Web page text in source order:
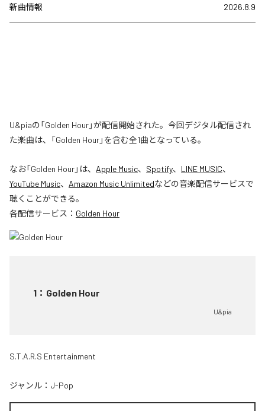
新曲情報 2026.8.9
U&piaの「Golden Hour」が配信開始された。今回デジタル配信され
た楽曲は、「Golden Hour」を含む全1曲となっている。
なお「Golden Hour」は、 Apple Music、 Spotify、 LINE MUSIC、
YouTube Music、 Amazon Music Unlimitedなどの音楽配信サービスで
聴くことができる。
各配信サービス： Golden Hour
1 ： Golden Hour
U&pia
S.T.A.R.S Entertainment
ジャンル： J-Pop